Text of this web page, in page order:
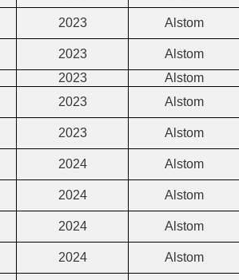
2023 Alstom
2023
Alstom
2023
Alstom
2023 Alstom
2023 Alstom
2024 Alstom
2024 Alstom
2024 Alstom
2024 Alstom